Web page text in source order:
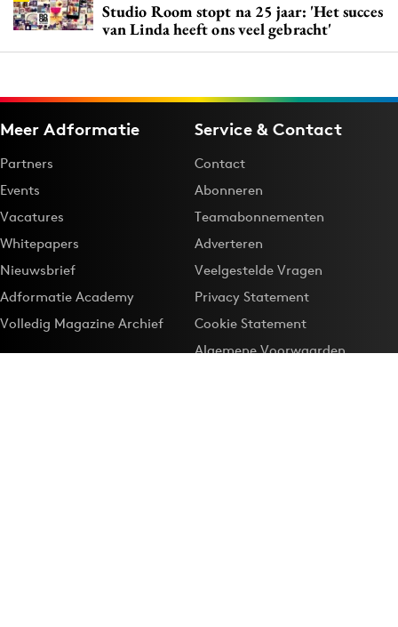
Studio Room stopt na 25 jaar: 'Het succes
van Linda heeft ons veel gebracht'
Meer Adformatie
Partners
Events
Vacatures
Whitepapers
Nieuwsbrief
Adformatie Academy
Volledig Magazine Archief
Service & Contact
Contact
Abonneren
Teamabonnementen
Adverteren
Veelgestelde Vragen
Privacy Statement
Cookie Statement
Algemene Voorwaarden